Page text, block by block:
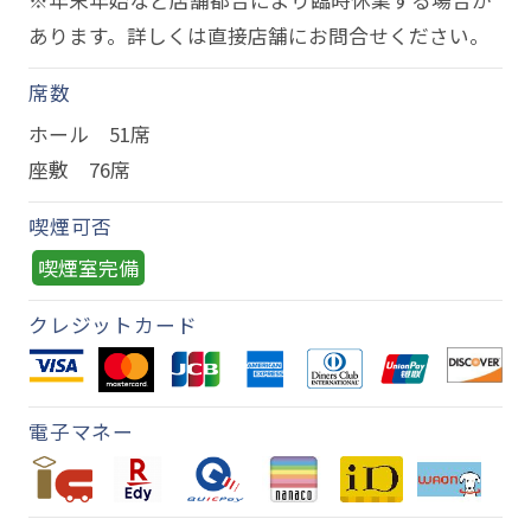
あります。詳しくは直接店舗にお問合せください。
席数
ホール 51席
座敷 76席
喫煙可否
喫煙室完備
クレジットカード
電子マネー